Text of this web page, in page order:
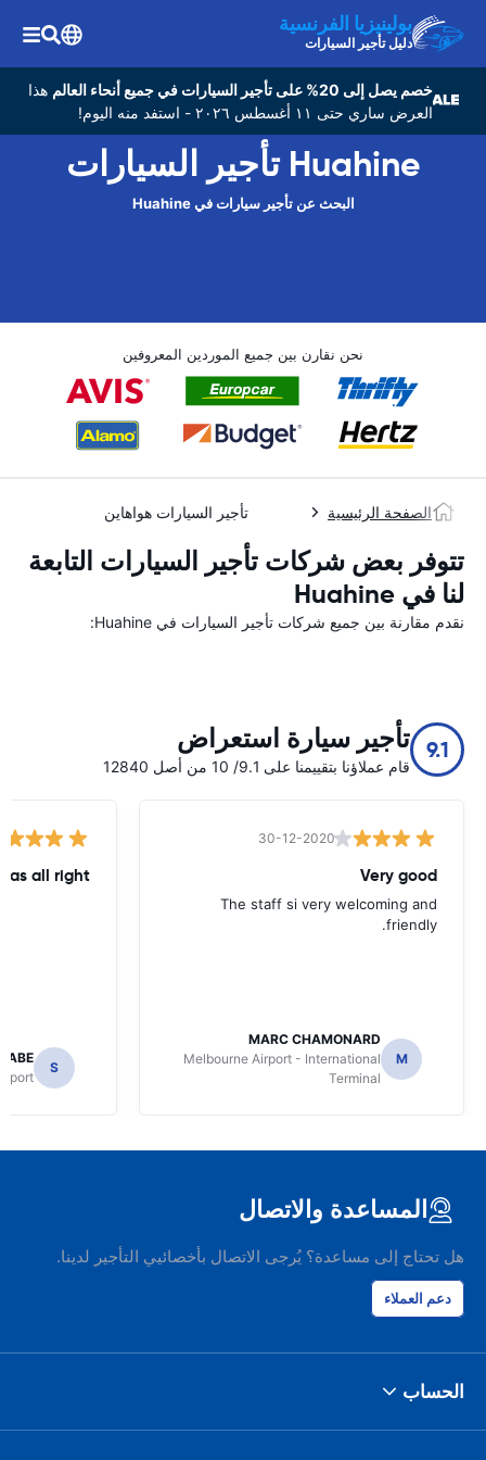
بولينيزيا الفرنسية
دليل تأجير السيارات
خصم يصل إلى 20% على تأجير السيارات في جميع أنحاء العالم
هذا
العرض ساري حتى ١١ أغسطس ٢٠٢٦ - استفد منه اليوم!
Huahine تأجير السيارات
البحث عن تأجير سيارات في Huahine
نحن نقارن بين جميع الموردين المعروفين
الصفحة الرئيسية تأجير السيارات هواهاين
تتوفر بعض شركات تأجير السيارات التابعة
لنا في Huahine
نقدم مقارنة بين جميع شركات تأجير السيارات في Huahine:
9.1 تأجير سيارة استعراض
قام عملاؤنا بتقييمنا على 9.1/ 10 من أصل 12840
30-12-2020
Very good
The staff si very welcoming and
friendly.
M
MARC CHAMONARD
Melbourne Airport - International
Terminal
all right
S
المساعدة والاتصال
هل تحتاج إلى مساعدة؟ يُرجى الاتصال بأخصائيي التأجير لدينا.
دعم العملاء
الحساب